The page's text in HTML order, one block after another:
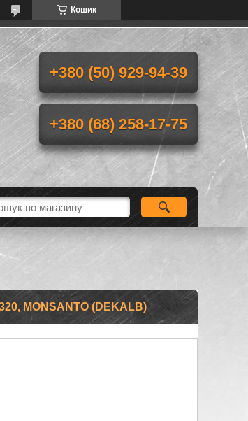
Кошик
+380 (50) 929-94-39
+380 (68) 258-17-75
MONSANTO (DEKALB)